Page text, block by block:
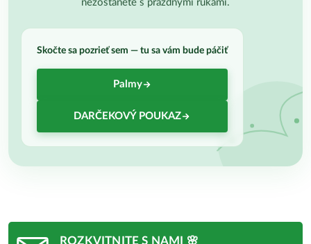
nezostanete s prázdnymi rukami.
Skočte sa pozrieť sem — tu sa vám bude páčiť
Palmy
DARČEKOVÝ POUKAZ
ROZKVITNITE S NAMI 🌸